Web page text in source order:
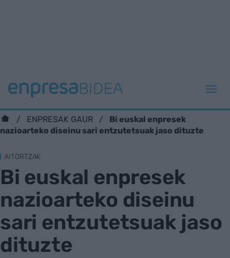
ENPRESAK GAUR
Bi euskal enpresek
nazioarteko diseinu sari entzutetsuak jaso dituzte
AITORTZAK
Bi euskal enpresek
nazioarteko diseinu
sari entzutetsuak jaso
dituzte